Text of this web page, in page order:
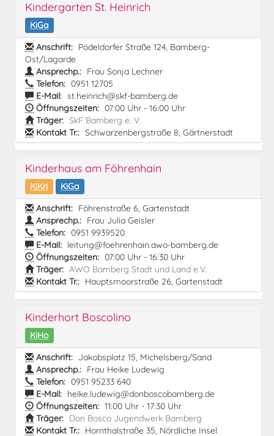
Kindergarten St. Heinrich
KiGa
Anschrift: Pödeldorfer Straße 124, Bamberg-
Ost/Lagarde
Ansprechp.: Frau Sonja Lechner
Telefon: 0951 12705
E-Mail: st.heinrich@skf-bamberg.de
Öffnungszeiten: 07:00 Uhr - 16:00 Uhr
Träger: SkF Bamberg e. V.
Kontakt Tr.: Schwarzenbergstraße 8, Gärtnerstadt
Kinderhaus am Föhrenhain
KiKri
KiGa
Anschrift: Föhrenstraße 6, Gartenstadt
Ansprechp.: Frau Julia Geisler
Telefon: 0951 9939520
E-Mail: leitung@foehrenhain.awo-bamberg.de
Öffnungszeiten: 07:00 Uhr - 16:30 Uhr
Träger: AWO Bamberg Stadt und Land e.V.
Kontakt Tr.: Hauptsmoorstraße 26, Gartenstadt
Kinderhort Boscolino
KiHo
Anschrift: Jakobsplatz 15, Michelsberg/Sand
Ansprechp.: Frau Heike Ludewig
Telefon: 0951 95233 640
E-Mail: heike.ludewig@donboscobamberg.de
Öffnungszeiten: 11:00 Uhr - 17:30 Uhr
Träger: Don Bosco Jugendwerk Bamberg
Kontakt Tr.: Hornthalstraße 35, Nördliche Insel